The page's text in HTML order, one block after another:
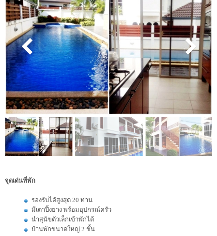
จุดเด่นที่พัก
รองรับได้สูงสุด 20 ท่าน
มีเตาปิ้งย่าง พร้อมอุปกรณ์ครัว
นำสุนัขตัวเล็กเข้าพักได้
บ้านพักขนาดใหญ่ 2 ชั้น